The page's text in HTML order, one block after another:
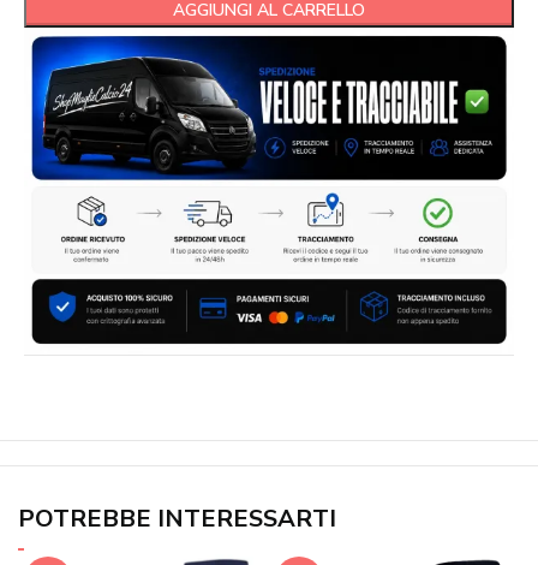
AGGIUNGI AL CARRELLO
POTREBBE INTERESSARTI